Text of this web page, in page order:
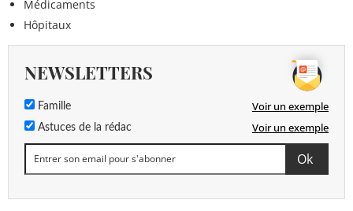
Médicaments
Hôpitaux
NEWSLETTERS
Famille Voir un exemple
Astuces de la rédac Voir un exemple